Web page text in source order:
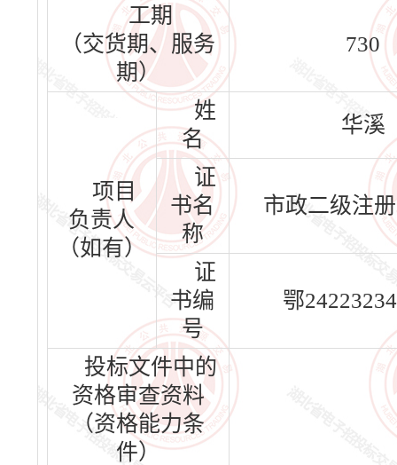
工期
（交货期、服务
期）
730
项目
负责人
（如有）
姓
名
华溪
证
书名
称
市政二级注
证
书编
号
鄂
投标文件中的
资格审查资料
（资格能力条
件）